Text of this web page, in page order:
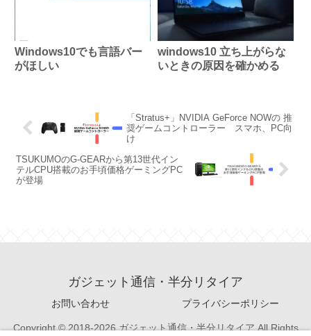
Windows10でも言語バー
がほしい
windows10 立ち上がらな
いときの原因を確かめる
「Stratus+」NVIDIA GeForce NOWの 推
奨ゲームコントローラー スマホ、PC向
け
TSUKUMOのG-GEARから第13世代イン
テルCPU搭載のお手頃価格ゲーミングPC
が登場
ガジェット通信・半分リタイア
お問い合わせ プライバシーポリシー
Copyright © 2018-2026 ガジェット通信・半分リタイア All Rights